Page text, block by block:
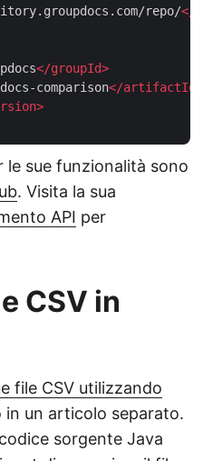
repo/</
</groupId>
comparison</artifactId
>
le sue funzionalità sono
. Visita la sua
API per
CSV in
file CSV utilizzando
in un articolo separato.
sorgente Java